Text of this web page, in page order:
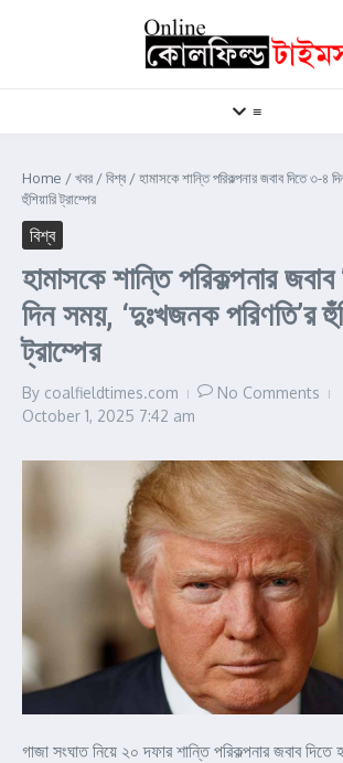
≡
Home /খবর /বিশ্ব /হামাসকে শান্তি পরিকল্পনার জবাব দিতে ৩-৪
হুঁশিয়ারি ট্রাম্পের
বিশ্ব
হামাসকে শান্তি পরিকল্পনার
দিন সময়, ‘দুঃখজনক পরিণতি’র
ট্রাম্পের
By coalfieldtimes.com
No Comments
October 1, 2025 7:42 am
গাজা সংঘাত নিয়ে ২০ দফার শান্তি পরিকল্পনার জবাব দিতে